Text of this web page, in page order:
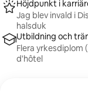
Höjdpunkt i
Jag blev invald i
halsduk
Utbildning och
Flera yrkesdiplom
d'hôtel